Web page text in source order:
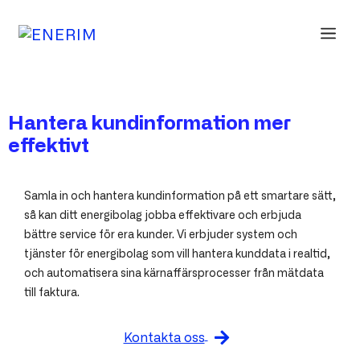
Hantera kundinformation mer
effektivt
Samla in och hantera kundinformation på ett smartare sätt,
så kan ditt energibolag jobba effektivare och erbjuda
bättre service för era kunder. Vi erbjuder system och
tjänster för energibolag som vill hantera kunddata i realtid,
och automatisera sina kärnaffärsprocesser från mätdata
till faktura.
Kontakta oss